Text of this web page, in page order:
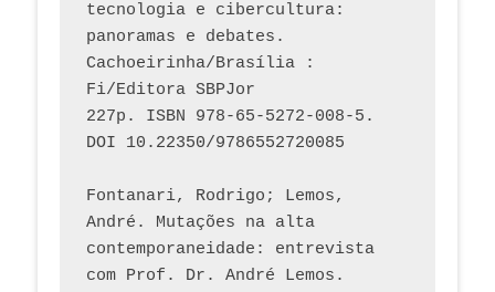
tecnologia e cibercultura:
panoramas e debates.
Cachoeirinha/Brasília :
Fi/Editora SBPJor
227p. ISBN 978-65-5272-008-5.
DOI 10.22350/9786552720085
Fontanari, Rodrigo; Lemos,
André. Mutações na alta
contemporaneidade: entrevista
com Prof. Dr. André Lemos.